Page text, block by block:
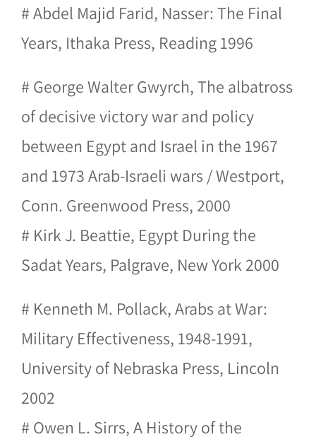
# Abdel Majid Farid, Nasser: The Final
Years, Ithaka Press, Reading 1996
# George Walter Gwyrch, The albatross
of decisive victory war and policy
between Egypt and Israel in the 1967
and 1973 Arab-Israeli wars / Westport,
Conn. Greenwood Press, 2000
# Kirk J. Beattie, Egypt During the
Sadat Years, Palgrave, New York 2000
# Kenneth M. Pollack, Arabs at War:
Military Effectiveness, 1948-1991,
University of Nebraska Press, Lincoln
2002
# Owen L. Sirrs, A History of the